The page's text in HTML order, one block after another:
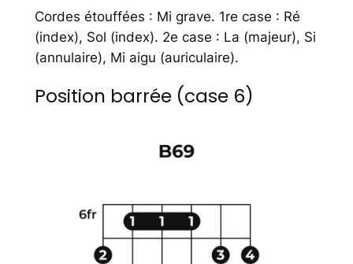
Cordes étouffées : Mi grave. 1re case : Ré
(index), Sol (index). 2e case : La (majeur), Si
(annulaire), Mi aigu (auriculaire).
Position barrée (case 6)